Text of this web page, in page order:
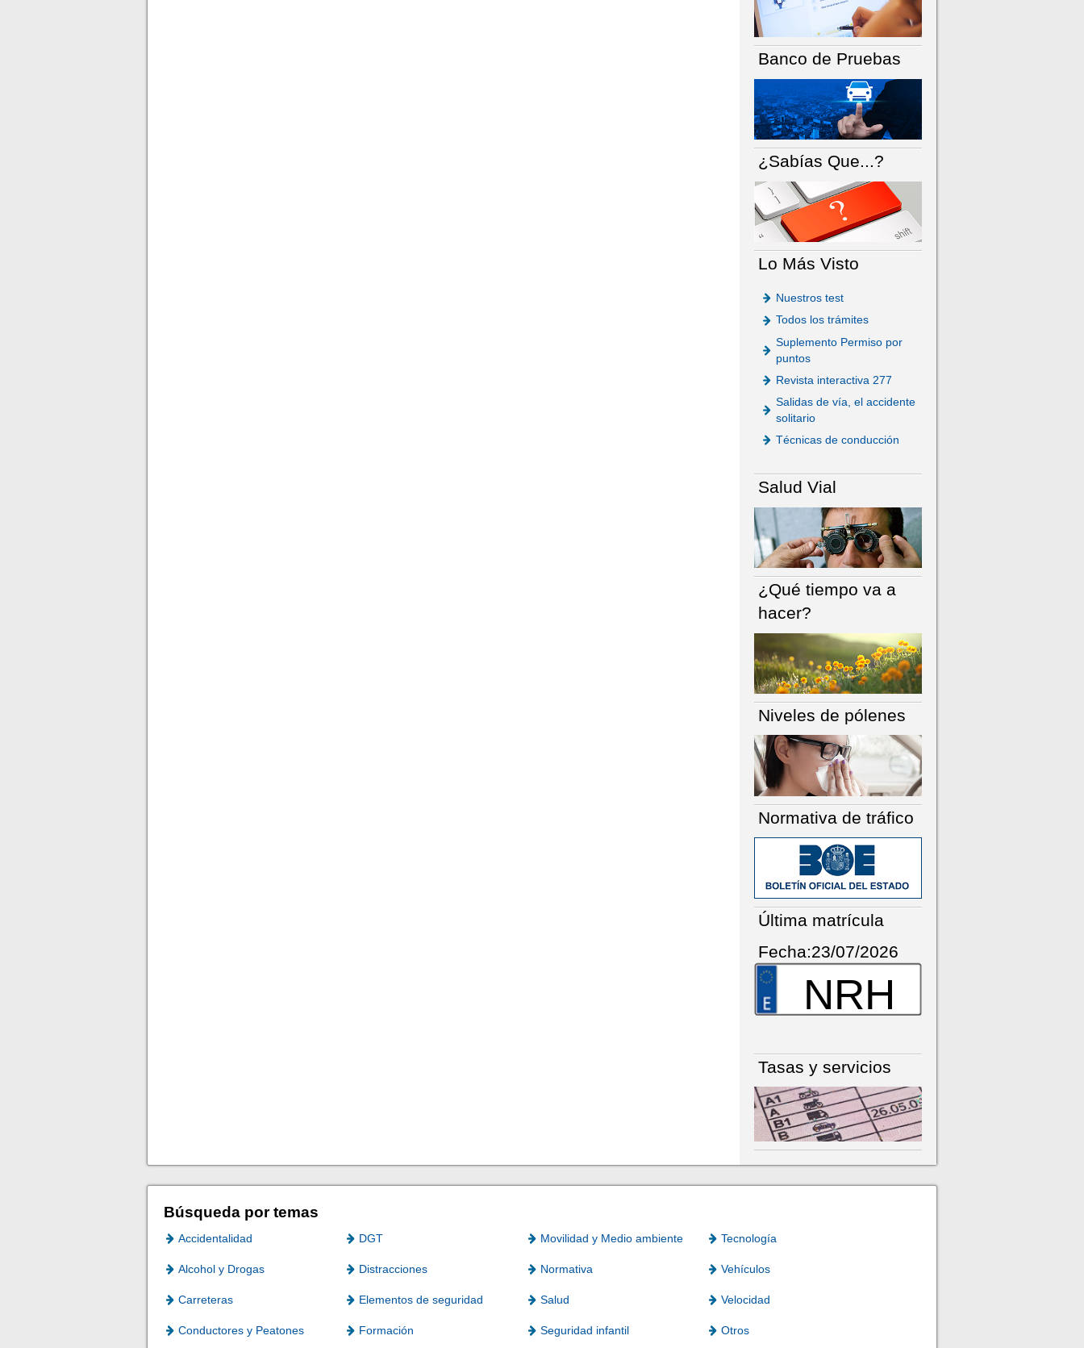
Banco de Pruebas
¿Sabías Que...?
Lo Más Visto
Nuestros test
Todos los trámites
Suplemento Permiso por
puntos
Revista interactiva 277
Salidas de vía, el accidente
solitario
Técnicas de conducción
Salud Vial
¿Qué tiempo va a
hacer?
Niveles de pólenes
Normativa de tráfico
Última matrícula
Fecha:23/07/2026
NRH
Tasas y servicios
Búsqueda por temas
Accidentalidad DGT Movilidad y Medio ambiente Tecnología
Alcohol y Drogas Distracciones Normativa Vehículos
Carreteras Elementos de seguridad Salud Velocidad
Conductores y Peatones Formación Seguridad infantil Otros